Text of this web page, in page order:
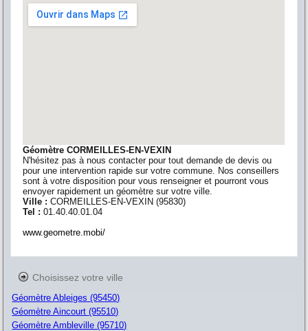
Géomètre CORMEILLES-EN-VEXIN
N'hésitez pas à nous contacter pour tout demande de devis ou
pour une intervention rapide sur votre commune. Nos conseillers
sont à votre disposition pour vous renseigner et pourront vous
envoyer rapidement un géomètre sur votre ville.
Ville :CORMEILLES-EN-VEXIN (95830)
Tel :01.40.40.01.04
www.geometre.mobi/
Choisissez votre ville
Géomètre Ableiges (95450)
Géomètre Aincourt (95510)
Géomètre Ambleville (95710)